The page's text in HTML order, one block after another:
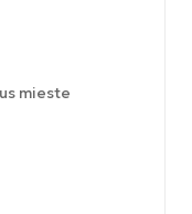
mieste